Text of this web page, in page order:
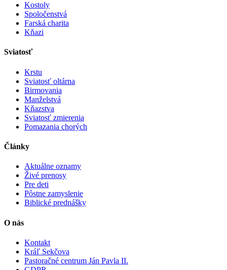
Kostoly
Spoločenstvá
Farská charita
Kňazi
Sviatosť
Krstu
Sviatosť oltárna
Birmovania
Manželstvá
Kňazstva
Sviatosť zmierenia
Pomazania chorých
Články
Aktuálne oznamy
Živé prenosy
Pre deti
Pôstne zamyslenie
Biblické prednášky
O nás
Kontakt
Kráľ Sekčova
Pastoračné centrum Ján Pavla II.